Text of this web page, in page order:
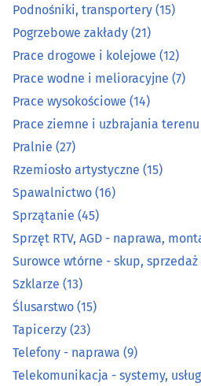
Opieka - usługi(23)
Optyka(16)
Organizacja eventów, wesel i
Ostrzenie narzędzi(3)
Pieczątki(7)
Piekarnie(14)
Pisanie, edycja i korekta tekstów
Podnośniki, transportery
Pogrzebowe zakłady
Prace drogowe i kolejowe(12)
Podnośniki, transportery (15)
Pogrzebowe zakłady (21)
Prace drogowe i kolejowe (12)
Prace wodne i melioracyjne (7)
Prace wysokościowe (14)
Prace ziemne i uzbrajania terenu
Pralnie (27)
Rzemiosło artystyczne (15)
Spawalnictwo (16)
Sprzątanie (45)
Sprzęt RTV, AGD - naprawa,
Surowce wtórne - skup, sprzedaż
Szklarze (13)
Ślusarstwo (15)
Tapicerzy (23)
Telefony - naprawa (9)
Telekomunikacja - systemy,